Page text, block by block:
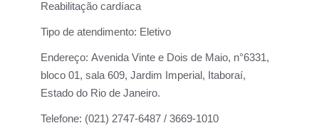
Reabilitação cardíaca
Tipo de atendimento: Eletivo
Endereço: Avenida Vinte e Dois de Maio, n°6331,
bloco 01, sala 609, Jardim Imperial, Itaboraí,
Estado do Rio de Janeiro.
Telefone: (021) 2747-6487 / 3669-1010